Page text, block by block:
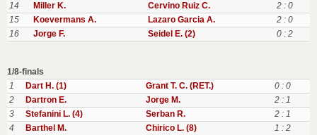
14 Miller K. Cervino Ruiz C.
2 : 0
15
Koevermans A. Lazaro Garcia A.
2 : 0
16
Jorge F. Seidel E. (2) 0 : 2
1/8-finals
1
Dart H. (1) Grant T. C. (RET.)
0 : 0
2
Dartron E. Jorge M.
2 : 1
3
Stefanini L. (4) Serban R.
2 : 1
4
Barthel M. Chirico L. (8)
1 : 2